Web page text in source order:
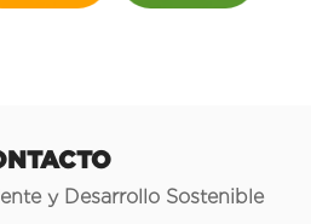
y Desarrollo Sostenible